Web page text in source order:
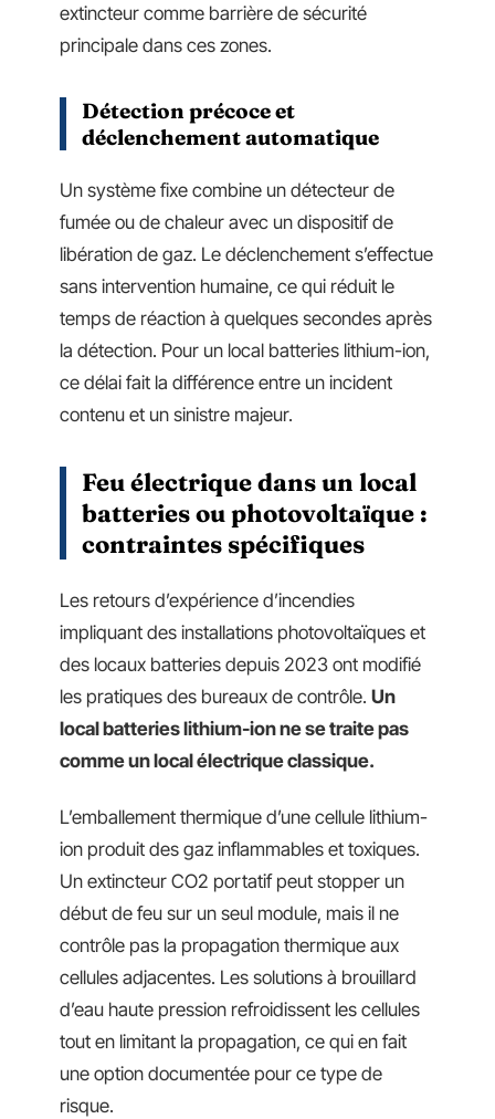
extincteur comme barrière de sécurité
principale dans ces zones.
Détection précoce et
déclenchement automatique
Un système fixe combine un détecteur de
fumée ou de chaleur avec un dispositif de
libération de gaz. Le déclenchement s’effectue
sans intervention humaine, ce qui réduit le
temps de réaction à quelques secondes après
la détection. Pour un local batteries lithium-ion,
ce délai fait la différence entre un incident
contenu et un sinistre majeur.
Feu électrique dans un local
batteries ou photovoltaïque :
contraintes spécifiques
Les retours d’expérience d’incendies
impliquant des installations photovoltaïques et
des locaux batteries depuis 2023 ont modifié
les pratiques des bureaux de contrôle. Un
local batteries lithium-ion ne se traite pas
comme un local électrique classique.
L’emballement thermique d’une cellule lithium-
ion produit des gaz inflammables et toxiques.
Un extincteur CO2 portatif peut stopper un
début de feu sur un seul module, mais il ne
contrôle pas la propagation thermique aux
cellules adjacentes. Les solutions à brouillard
d’eau haute pression refroidissent les cellules
tout en limitant la propagation, ce qui en fait
une option documentée pour ce type de
risque.